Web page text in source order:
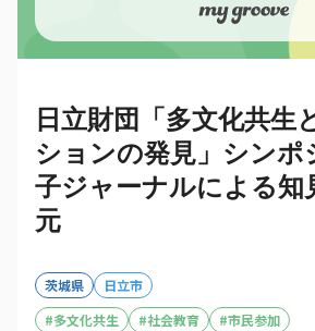
日立財団「多文化共生
ションの発見」シンポ
子ジャーナルによる知
元
茨城県
日立市
#多文化共生 #社会教育 #市民参加